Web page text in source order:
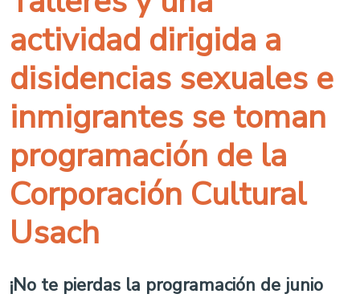
actividad dirigida a
disidencias sexuales e
inmigrantes se toman
programación de la
Corporación Cultural
Usach
¡No te pierdas la programación de junio